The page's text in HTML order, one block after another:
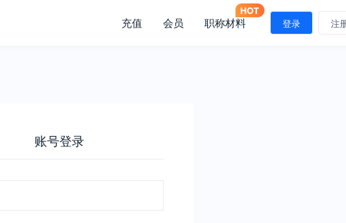
充值 会员 职称材料 登录 注
账号登录